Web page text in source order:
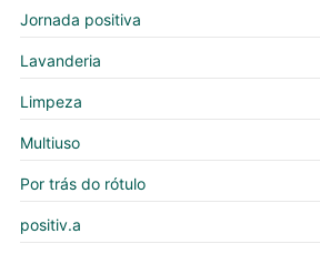
Jornada positiva
Lavanderia
Limpeza
Multiuso
Por trás do rótulo
positiv.a